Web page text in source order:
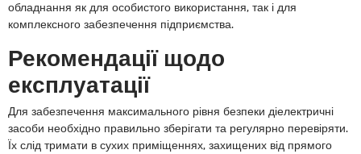
обладнання як для особистого використання, так і для
комплексного забезпечення підприємства.
Рекомендації щодо
експлуатації
Для забезпечення максимального рівня безпеки діелектричні
засоби необхідно правильно зберігати та регулярно перевіряти.
Їх слід тримати в сухих приміщеннях, захищених від прямого